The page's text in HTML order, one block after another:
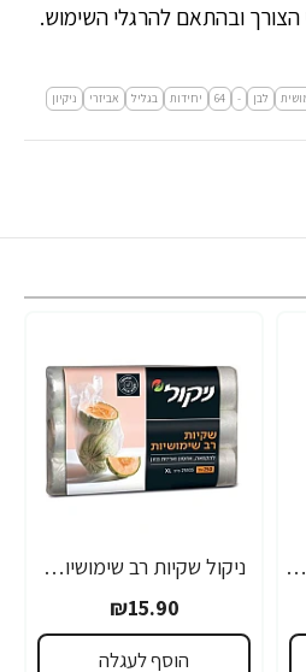
ובהתאם להרגלי השימוש.
לבן -
64 יחידות בגליל אביזרי
ניקיון
ניקול מטלית מיקרופייבר לרצפה - 2 יחידות
ניקול שקיות רב שימושיות בגליל - 250 יחידות
₪15.90
הוסף לעגלה